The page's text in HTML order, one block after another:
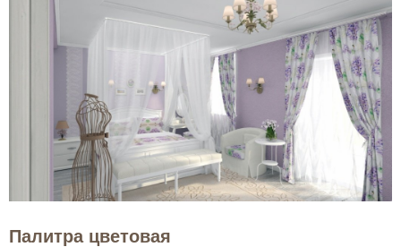
Палитра цветовая